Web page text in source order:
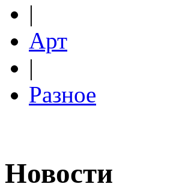
|
Арт
|
Разное
Новости